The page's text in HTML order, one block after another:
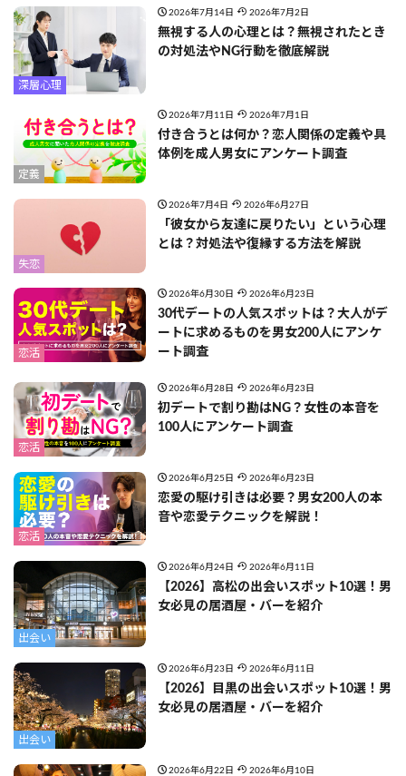
深層心理
2026年7月14日 2026年7月2日
無視する人の心理とは？無視されたとき
の対処法やNG行動を徹底解説
定義
2026年7月11日 2026年7月1日
付き合うとは何か？恋人関係の定義や具
体例を成人男女にアンケート調査
失恋
2026年7月4日 2026年6月27日
「彼女から友達に戻りたい」という心理
とは？対処法や復縁する方法を解説
恋活
2026年6月30日 2026年6月23日
30代デートの人気スポットは？大人がデ
ートに求めるものを男女200人にアンケ
ート調査
恋活
2026年6月28日 2026年6月23日
初デートで割り勘はNG？女性の本音を
100人にアンケート調査
恋活
2026年6月25日 2026年6月23日
恋愛の駆け引きは必要？男女200人の本
音や恋愛テクニックを解説！
出会い
2026年6月24日 2026年6月11日
【2026】高松の出会いスポット10選！男
女必見の居酒屋・バーを紹介
出会い
2026年6月23日 2026年6月11日
【2026】目黒の出会いスポット10選！男
女必見の居酒屋・バーを紹介
2026年6月22日 2026年6月10日